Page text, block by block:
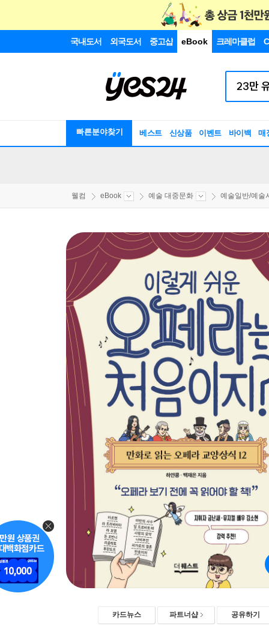
국내도서 외국도서 중고샵 eBook 크레마클럽
빠른분야찾기 베스트 신상품 이벤트 바이백 매
웰컴 eBook 예술 대중문화 예술일반/예술
카드뉴스 파트너샵 공유하기